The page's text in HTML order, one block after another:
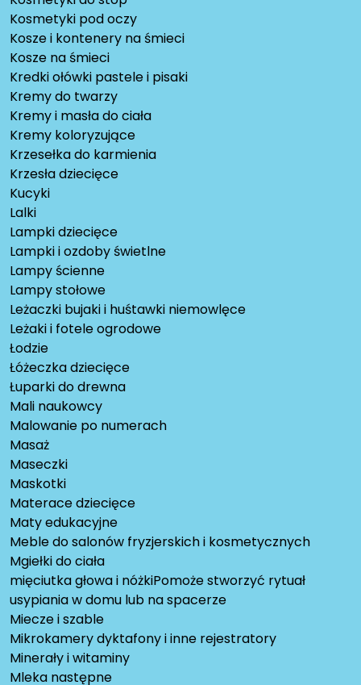
Kosmetyki pod oczy
Kosze i kontenery na śmieci
Kosze na śmieci
Kredki ołówki pastele i pisaki
Kremy do twarzy
Kremy i masła do ciała
Kremy koloryzujące
Krzesełka do karmienia
Krzesła dziecięce
Kucyki
Lalki
Lampki dziecięce
Lampki i ozdoby świetlne
Lampy ścienne
Lampy stołowe
Leżaczki bujaki i huśtawki niemowlęce
Leżaki i fotele ogrodowe
Łodzie
Łóżeczka dziecięce
Łuparki do drewna
Mali naukowcy
Malowanie po numerach
Masaż
Maseczki
Maskotki
Materace dziecięce
Maty edukacyjne
Meble do salonów fryzjerskich i kosmetycznych
Mgiełki do ciała
mięciutka głowa i nóżkiPomoże stworzyć rytuał
usypiania w domu lub na spacerze
Miecze i szable
Mikrokamery dyktafony i inne rejestratory
Minerały i witaminy
Mleka następne